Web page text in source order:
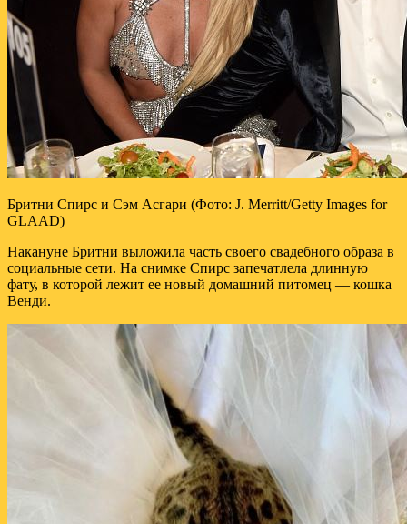
Бритни Спирс и Сэм Асгари (Фото: J. Merritt/Getty Images for
GLAAD)
Накануне Бритни выложила часть своего свадебного образа в
социальные сети. На снимке Спирс запечатлела длинную
фату, в которой лежит ее новый домашний питомец — кошка
Венди.